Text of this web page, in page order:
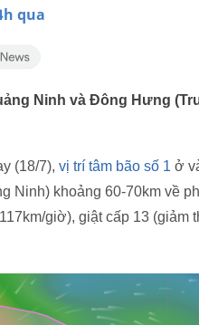
qua
Ninh và Đông Hưng
(18/7), vị trí tâm bão số 1 ở
Ninh) khoảng 60-70km về
giờ), giật cấp 13 (giảm